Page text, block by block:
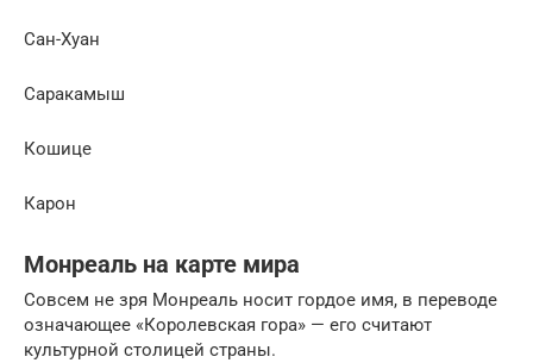
Сан-Хуан
Саракамыш
Кошице
Карон
Монреаль на карте мира
Совсем не зря Монреаль носит гордое имя, в переводе
означающее «Королевская гора» — его считают
культурной столицей страны.